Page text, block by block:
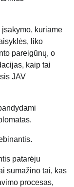
kuriame
liko
pareigūnų, o
kaip tai
JAV
patarėju
sumažino tai, kas
procesas,